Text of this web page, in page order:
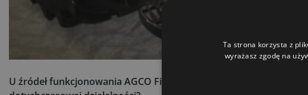
U źródeł funkcjonowania AGCO Finance leżała koncepcja „One
Ta strona korzysta z
wyrażasz zgodę na